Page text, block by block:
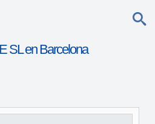
SL en Barcelona